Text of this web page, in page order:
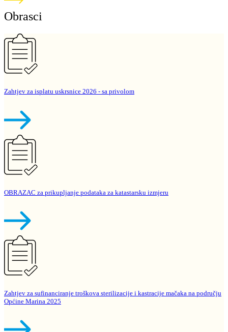
Obrasci
Zahtjev za isplatu uskrsnice 2026 - sa privolom
OBRAZAC za prikupljanje podataka za katastarsku izmjeru
Zahtjev za sufinanciranje troškova sterilizacije i kastracije mačaka na području
Općine Marina 2025